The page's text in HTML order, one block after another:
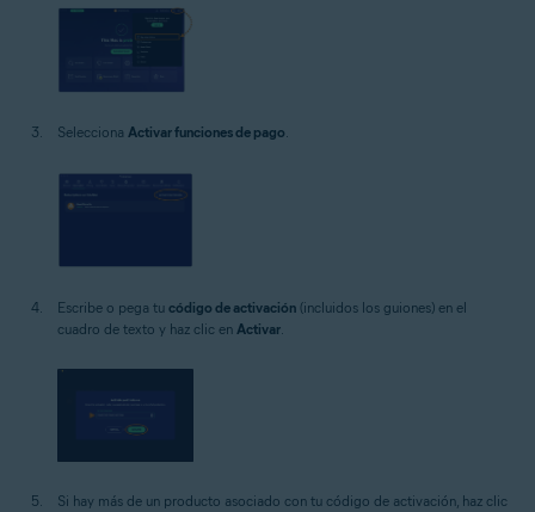
Selecciona Activar funciones de pago.
Escribe o pega tu código de activación (incluidos los guiones) en el
cuadro de texto y haz clic en Activar
Si hay más de un producto asociado con tu código de activación, haz clic